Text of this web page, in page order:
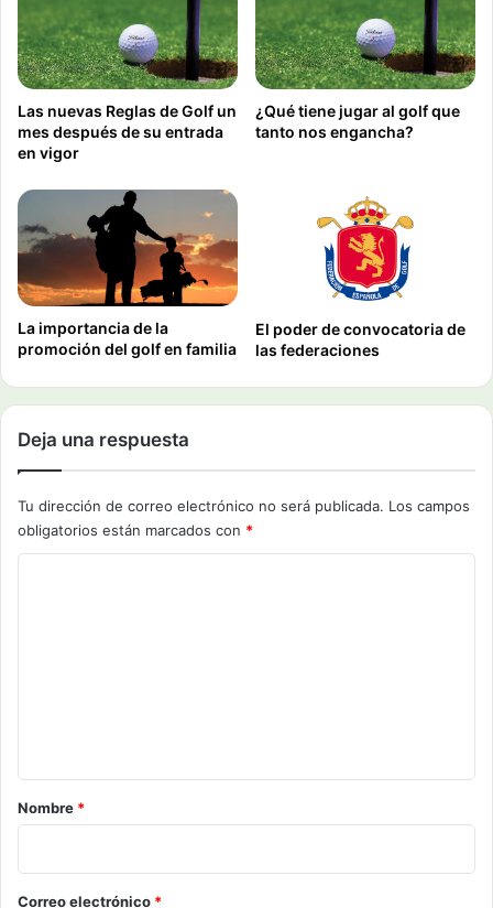
Las nuevas Reglas de Golf un
mes después de su entrada
en vigor
¿Qué tiene jugar al golf que
tanto nos engancha?
La importancia de la
promoción del golf en familia
El poder de convocatoria de
las federaciones
Deja una respuesta
Tu dirección de correo electrónico no será publicada. Los campos
obligatorios están marcados con *
r
o
*
Nombre *
Correo electrónico *